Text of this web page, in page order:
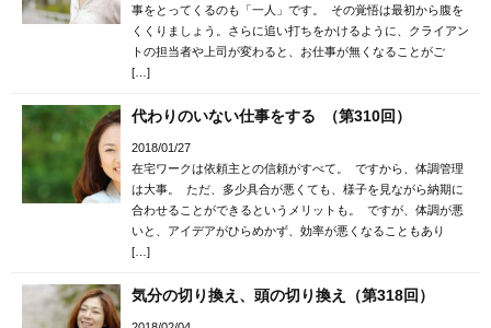
事をとってくるのも「一人」です。 その覚悟は最初から腹を
くくりましょう。さらに追い打ちをかけるように、クライアン
トの担当者や上司が変わると、お仕事が無くなることがご
[…]
代わりのいない仕事をする （第310回）
2018/01/27
在宅ワークは依頼主との信頼がすべて。 ですから、体調管理
は大事。 ただ、多少具合が悪くても、様子を見ながら納期に
合わせることができるというメリットも。 ですが、体調が悪
いと、アイデアがひらめかず、効率が悪くなることもあり
[…]
気分の切り換え、頭の切り換え（第318回）